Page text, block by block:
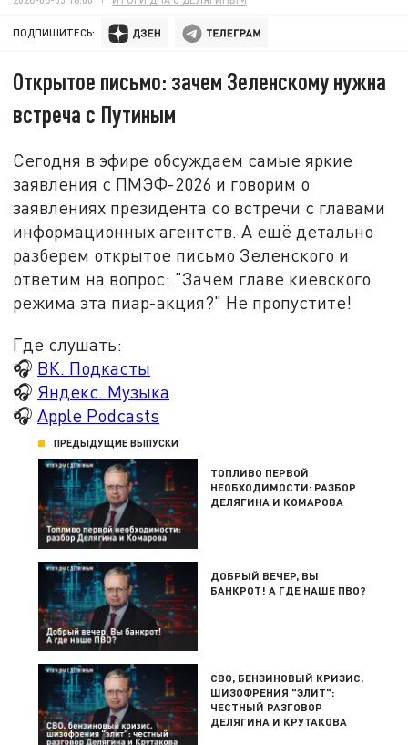
ПОДПИШИТЕСЬ:
Открытое письмо: зачем Зеленскому нужна
встреча с Путиным
Сегодня в эфире обсуждаем самые яркие
заявления с ПМЭФ-2026 и говорим о
заявлениях президента со встречи с главами
информационных агентств. А ещё детально
разберем открытое письмо Зеленского и
ответим на вопрос: "Зачем главе киевского
режима эта пиар-акция?" Не пропустите!
Где слушать:
🎧 ВК. Подкасты
🎧 Яндекс. Музыка
🎧 Apple Podcasts
ПРЕДЫДУЩИЕ ВЫПУСКИ
ТОПЛИВО ПЕРВОЙ
НЕОБХОДИМОСТИ: РАЗБОР
ДЕЛЯГИНА И КОМАРОВА
ДОБРЫЙ ВЕЧЕР, ВЫ
БАНКРОТ! А ГДЕ НАШЕ ПВО?
СВО, БЕНЗИНОВЫЙ КРИЗИС,
ШИЗОФРЕНИЯ "ЭЛИТ":
ЧЕСТНЫЙ РАЗГОВОР
ДЕЛЯГИНА И КРУТАКОВА